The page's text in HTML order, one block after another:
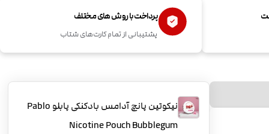
پرداخت با روش های مختلف
پشتیبانی از تمام کارت‌های شتاب
نیکوتین پانچ آدامس بادکنکی پابلو Pablo
Nicotine Pouch Bubblegum